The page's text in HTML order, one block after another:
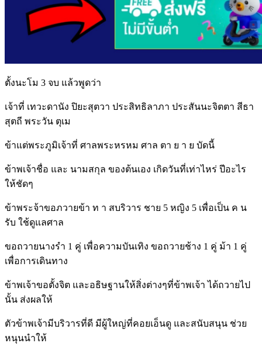
ตั้งนะโม 3 จบ แล้วพูดว่า
เจ้าที่ เทวะดานัง ปิยะสุตวา ประสิทธิลาภา ประสันนะจิตตา สีธา
สุตถี พระวัน ตุเม
ข้าแต่พระภูมิเจ้าที่ ศาลพระหรหม ศาล ตา ย า ย บัดนี้
ข้าพเจ้าชื่อ และ นามสกุล ของต้นเอง เกิดวันที่เท่าไหร่ ปีอะไร
ให้ชัดๆ
ข้าพระจ้าขอภวายข้า ท า สบริวาร ชาย 5 หญิง 5 เพื่อเป็น ค น
รับ ใช้ดูแลศาล
ขอถวายนางรำ 1 คู่ เพื่อความบันเทิง ขอถวายช้าง 1 คู่ ม้า 1 คู่
เพื่อการเดินทาง
ข้าพเจ้าขอตั้งจิต และอธิษฐานให้สิ่งต่างๆที่ข้าพเจ้า ได้ถวายไป
นั้น ส่งผลให้
ตัวข้าพเจ้ามีบริวารที่ดี มีผู้ใหญ่ที่คอยเอ็นดู และสนับสนุน ช่วย
หนุนนำให้